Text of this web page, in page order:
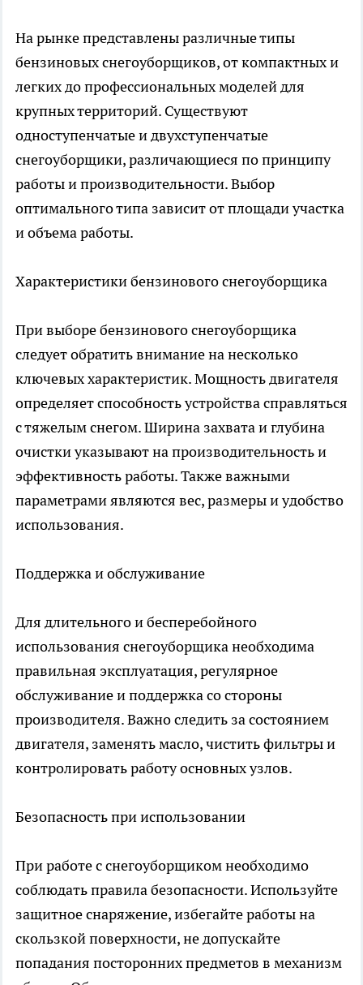
На рынке представлены различные типы
бензиновых снегоуборщиков, от компактных и
легких до профессиональных моделей для
крупных территорий. Существуют
одноступенчатые и двухступенчатые
снегоуборщики, различающиеся по принципу
работы и производительности. Выбор
оптимального типа зависит от площади участка
и объема работы.
Характеристики бензинового снегоуборщика
При выборе бензинового снегоуборщика
следует обратить внимание на несколько
ключевых характеристик. Мощность двигателя
определяет способность устройства справляться
с тяжелым снегом. Ширина захвата и глубина
очистки указывают на производительность и
эффективность работы. Также важными
параметрами являются вес, размеры и удобство
использования.
Поддержка и обслуживание
Для длительного и бесперебойного
использования снегоуборщика необходима
правильная эксплуатация, регулярное
обслуживание и поддержка со стороны
производителя. Важно следить за состоянием
двигателя, заменять масло, чистить фильтры и
контролировать работу основных узлов.
Безопасность при использовании
При работе с снегоуборщиком необходимо
соблюдать правила безопасности. Используйте
защитное снаряжение, избегайте работы на
скользкой поверхности, не допускайте
попадания посторонних предметов в механизм